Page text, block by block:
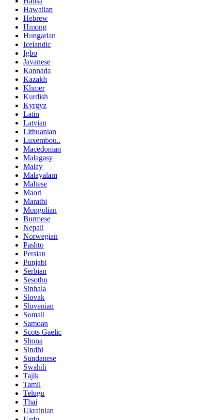
Hawaiian
Hebrew
Hmong
Hungarian
Icelandic
Igbo
Javanese
Kannada
Kazakh
Khmer
Kurdish
Kyrgyz
Latin
Latvian
Lithuanian
Luxembou..
Macedonian
Malagasy
Malay
Malayalam
Maltese
Maori
Marathi
Mongolian
Burmese
Nepali
Norwegian
Pashto
Persian
Punjabi
Serbian
Sesotho
Sinhala
Slovak
Slovenian
Somali
Samoan
Scots Gaelic
Shona
Sindhi
Sundanese
Swahili
Tajik
Tamil
Telugu
Thai
Ukrainian